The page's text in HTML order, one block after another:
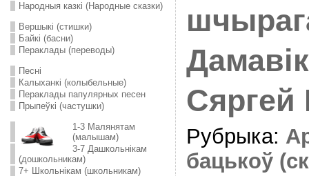
Народныя казкі (Народные сказки)
Вершыкі (стишки)
Байкі (басни)
Пераклады (переводы)
Песні
Калыханкі (колыбельные)
Пераклады папулярных песен
Прыпеўкі (частушки)
1-3 Малянятам
(малышам)
3-7 Дашкольнікам
(дошкольникам)
7+ Школьнікам (школьникам)
Сяргей
Рубрыка:
бацькоў